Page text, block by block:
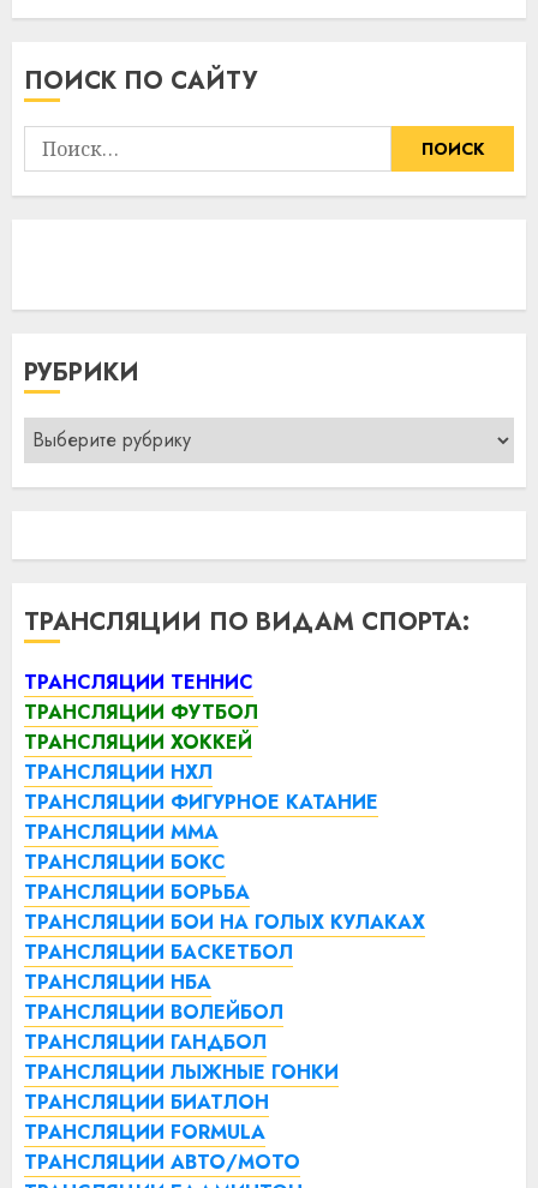
3:36 09.08.2026
ПОИСК ПО САЙТУ
Найти:
РУБРИКИ
Рубрики
ТРАНСЛЯЦИИ ПО ВИДАМ СПОРТА:
ТРАНСЛЯЦИИ ТЕННИС
ТРАНСЛЯЦИИ ФУТБОЛ
ТРАНСЛЯЦИИ ХОККЕЙ
ТРАНСЛЯЦИИ НХЛ
ТРАНСЛЯЦИИ ФИГУРНОЕ КАТАНИЕ
ТРАНСЛЯЦИИ ММА
ТРАНСЛЯЦИИ БОКС
ТРАНСЛЯЦИИ БОРЬБА
ТРАНСЛЯЦИИ БОИ НА ГОЛЫХ КУЛАКАХ
ТРАНСЛЯЦИИ БАСКЕТБОЛ
ТРАНСЛЯЦИИ НБА
ТРАНСЛЯЦИИ ВОЛЕЙБОЛ
ТРАНСЛЯЦИИ ГАНДБОЛ
ТРАНСЛЯЦИИ ЛЫЖНЫЕ ГОНКИ
ТРАНСЛЯЦИИ БИАТЛОН
ТРАНСЛЯЦИИ FORMULA
ТРАНСЛЯЦИИ АВТО/МОТО